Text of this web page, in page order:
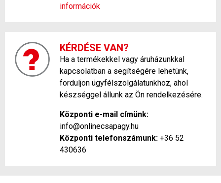
információk
KÉRDÉSE VAN?
Ha a termékekkel vagy áruházunkkal
kapcsolatban a segítségére lehetünk,
forduljon ügyfélszolgálatunkhoz, ahol
készséggel állunk az Ön rendelkezésére.
Központi e-mail címünk:
info@onlinecsapagy.hu
Központi telefonszámunk: +36 52
430636